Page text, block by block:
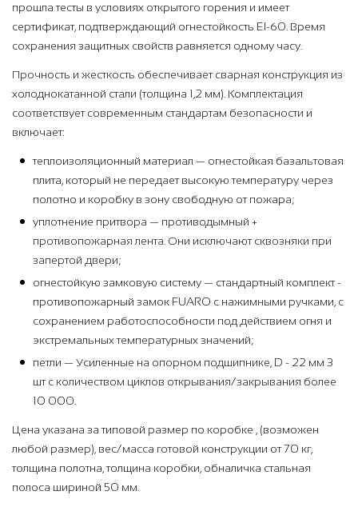
прошла тесты в условиях открытого горения и имеет
сертификат, подтверждающий огнестойкость EI-60. Время
сохранения защитных свойств равняется одному часу.
Прочность и жесткость обеспечивает сварная конструкция из
холоднокатанной стали (толщина 1,2 мм). Комплектация
соответствует современным стандартам безопасности и
включает:
теплоизоляционный материал — огнестойкая базальтовая
плита, который не передает высокую температуру через
полотно и коробку в зону свободную от пожара;
уплотнение притвора — противодымный +
противопожарная лента. Они исключают сквозняки при
запертой двери;
огнестойкую замковую систему — стандартный комплект -
противопожарный замок FUARO с нажимными ручками, с
сохранением работоспособности под действием огня и
экстремальных температурных значений;
петли — Усиленные на опорном подшипнике, D - 22 мм 3
шт с количеством циклов открывания/закрывания более
10 000.
Цена указана за типовой размер по коробке , (возможен
любой размер), вес/масса готовой конструкции от 70 кг,
толщина полотна, толщина коробки, обналичка стальная
полоса шириной 50 мм.